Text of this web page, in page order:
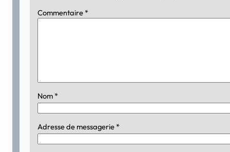
Commentaire *
Nom *
Adresse de messagerie *